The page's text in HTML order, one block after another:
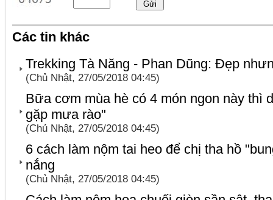
Các tin khác
Trekking Tà Năng - Phan Dũng: Đẹp
(Chủ Nhật, 27/05/2018 04:45)
Bữa cơm mùa hè có 4 món ngon này thì
gặp mưa rào"
(Chủ Nhật, 27/05/2018 04:45)
6 cách làm nộm tai heo để chị tha hồ
nắng
(Chủ Nhật, 27/05/2018 04:45)